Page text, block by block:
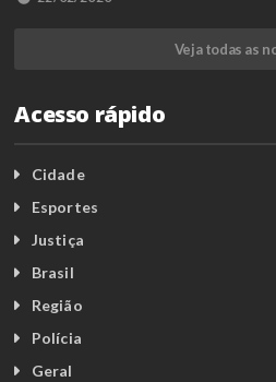
Veja todas as
Acesso rápido
Cidade
Esportes
Justiça
Brasil
Região
Polícia
Geral